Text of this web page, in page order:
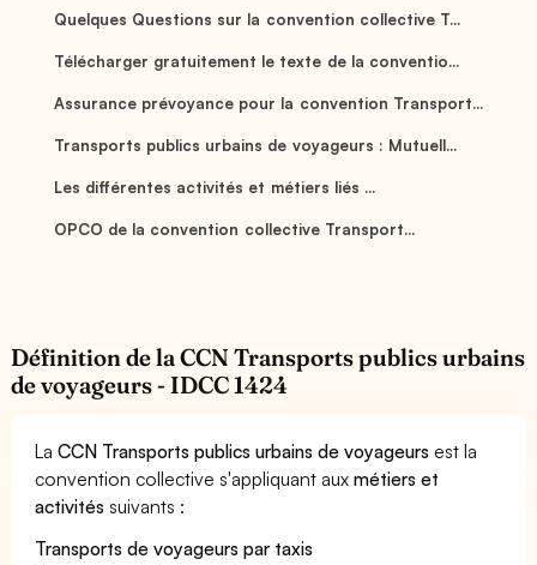
Quelques Questions sur la convention collective T...
Télécharger gratuitement le texte de la conventio...
Assurance prévoyance pour la convention Transport...
Transports publics urbains de voyageurs : Mutuell...
Les différentes activités et métiers liés ...
OPCO de la convention collective Transport...
Définition de la CCN Transports publics urbains
de voyageurs - IDCC 1424
LaCCN Transports publics urbains de voyageurs est la
convention collective s'appliquant auxmétiers et
activités suivants :
Transports de voyageurs par taxis